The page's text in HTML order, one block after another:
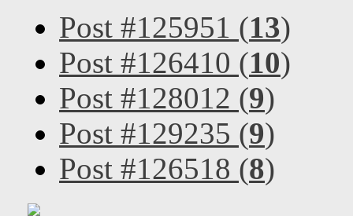
Post #125951 (13)
Post #126410 (10)
Post #128012 (9)
Post #129235 (9)
Post #126518 (8)